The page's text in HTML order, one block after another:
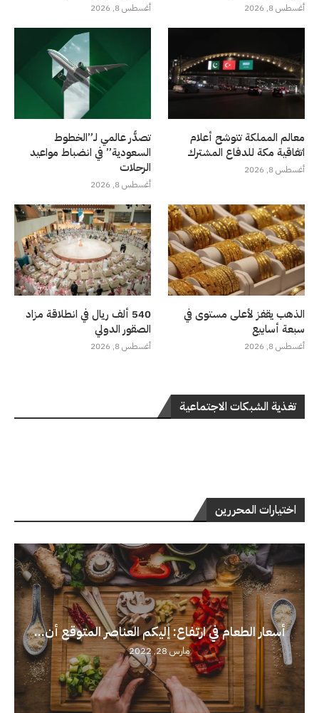
أغسطس 8, 2026 أغسطس 8, 2026
معالم المملكة تتوشح أعلام
اتفاقية مكة للدفاع المشترك
أغسطس 8, 2026
تصدُّر عالمي لـ”الخطوط
السعودية” في انضباط مواعيد
الرحلات
أغسطس 8, 2026
الذهب يقفز لأعلى مستوى في
سبعة أسابيع
أغسطس 8, 2026
540 ألف ريال في انطلاقة مزاد
الصقور الدولي
أغسطس 8, 2026
تغذية الشبكات الاجتماعية
اختيارات المحررين
أسعار الطعام في ارتفاع: إليكم العناصر المتوقع أن...
مارس 28, 2022